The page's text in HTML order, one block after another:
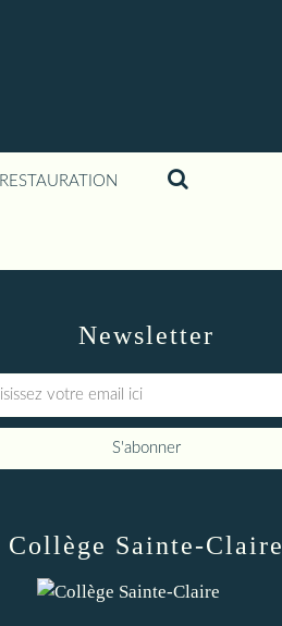
RESTAURATION
Newsletter
Collège Sainte-Claire